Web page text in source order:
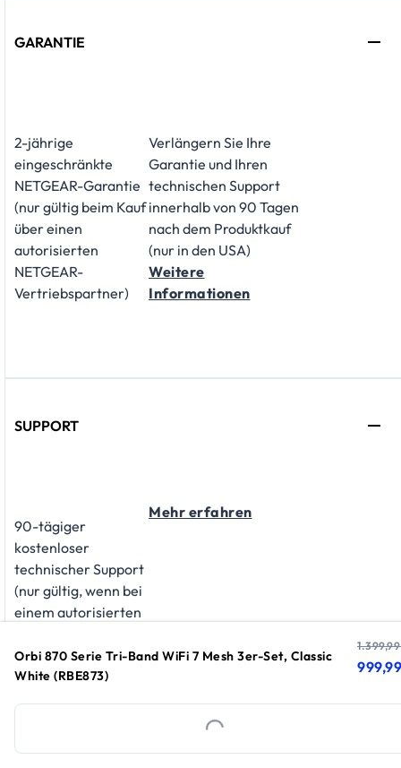
GARANTIE
2-jährige
eingeschränkte
NETGEAR-Garantie
(nur gültig beim Kauf
über einen
autorisierten
NETGEAR-
Vertriebspartner)
Verlängern Sie Ihre
Garantie und Ihren
technischen Support
innerhalb von 90 Tagen
nach dem Produktkauf
(nur in den USA)
Weitere
Informationen
SUPPORT
90-tägiger
kostenloser
technischer Support
(nur gültig, wenn bei
einem autorisierten
Vertriebspartner
gekauft)
Mehr erfahren
Orbi 870 Serie Tri-Band WiFi 7 Mesh 3er-Set, Classic
White (RBE873)
Loading...